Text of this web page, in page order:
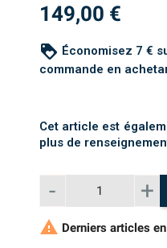
149,00 €
loyalty Économisez 7 €
commande en
Cet article est
plus de
 Derniers articles